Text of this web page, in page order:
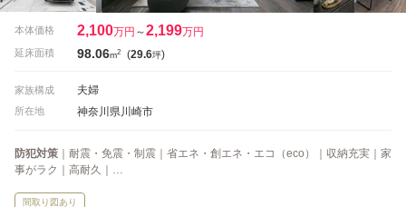
本体価格 2,100万円 ～2,199万円
延床面積 98.06m2 (29.6坪)
家族構成 夫婦
所在地 神奈川県川崎市
防犯対策 ｜耐震・免震・制震｜省エネ・創エネ・エコ（eco）｜収納充実｜家
事がラク｜高耐久｜…
間取り図あり